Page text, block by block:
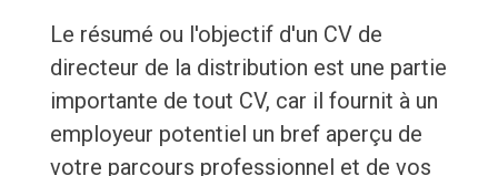
Le résumé ou l'objectif d'un CV de
directeur de la distribution est une partie
importante de tout CV, car il fournit à un
employeur potentiel un bref aperçu de
votre parcours professionnel et de vos